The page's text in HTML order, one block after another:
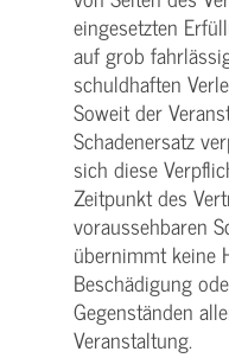
eingesetzten
auf grob
schuldhaften
Soweit der
Schadenersatz
sich diese
Zeitpunkt des
voraussehbaren
übernimmt keine
Beschädigung
Gegenständen
Veranstaltung.